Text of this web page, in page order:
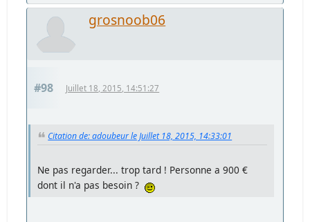
grosnoob06
#98 Juillet 18, 2015, 14:51:27
Citation de: adoubeur le Juillet 18, 2015, 14:33:01
Ne pas regarder... trop tard ! Personne a 900 €
dont il n'a pas besoin ?